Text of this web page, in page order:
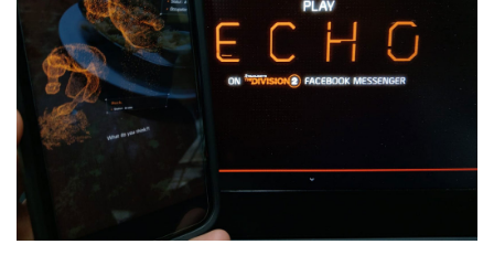
IT Times
生成式AI與雲端應用
Enterprise Digital Transformation
特集